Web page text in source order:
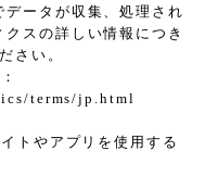
ータが収集、処理され
スの詳しい情報につき
さい。
terms/jp.html
トやアプリを使用する